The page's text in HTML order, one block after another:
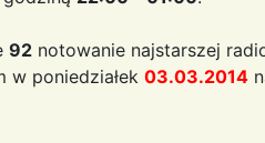
92 notowanie najstarszej
w poniedziałek 03.03.2014